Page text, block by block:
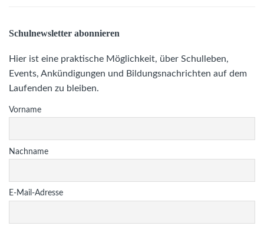
Schulnewsletter abonnieren
Hier ist eine praktische Möglichkeit, über Schulleben,
Events, Ankündigungen und Bildungsnachrichten auf dem
Laufenden zu bleiben.
Vorname
Nachname
E-Mail-Adresse